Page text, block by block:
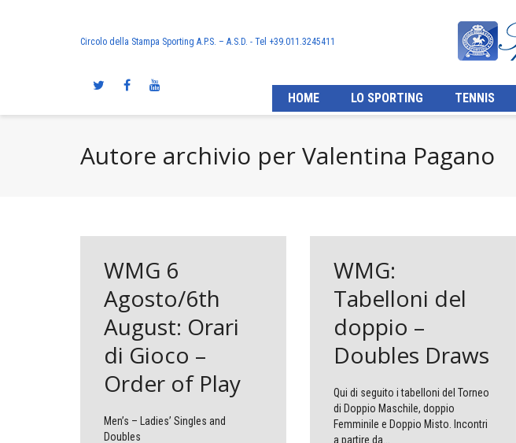
Circolo della Stampa Sporting A.P.S. – A.S.D. - Tel +39.011.3245411
HOME LO SPORTING TENNIS
Autore archivio per Valentina Pagano
WMG 6
Agosto/6th
August: Orari
di Gioco –
Order of Play
Men’s – Ladies’ Singles and
Doubles
WMG:
Tabelloni del
doppio –
Doubles Draws
Qui di seguito i tabelloni del Torneo
di Doppio Maschile, doppio
Femminile e Doppio Misto. Incontri
a partire da...